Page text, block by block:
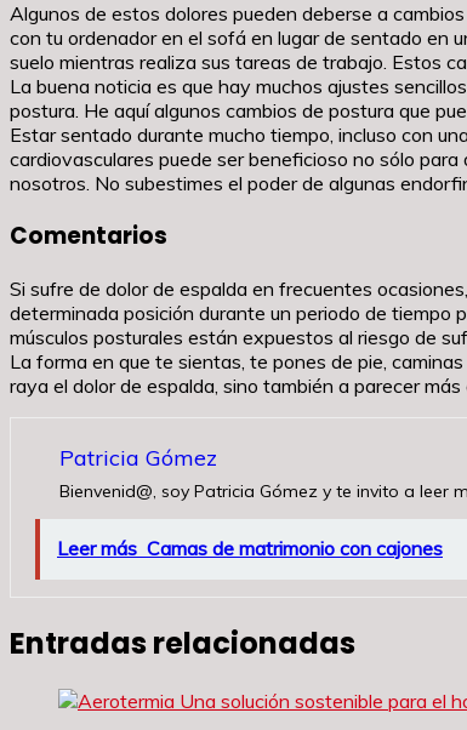
Algunos de estos dolores pueden deberse a
con tu ordenador en el sofá en lugar de sentado en
suelo mientras realiza sus tareas de trabajo. Estos
La buena noticia es que hay muchos ajustes
postura. He aquí algunos cambios de postura que
Estar sentado durante mucho tiempo, incluso con
cardiovasculares puede ser beneficioso no sólo
nosotros. No subestimes el poder de algunas
Comentarios
Si sufre de dolor de espalda en frecuentes
determinada posición durante un periodo de tiempo
músculos posturales están expuestos al riesgo de
La forma en que te sientas, te pones de pie,
raya el dolor de espalda, sino también a parecer más
Patricia Gómez
Bienvenid@, soy Patricia Gómez y te invito a leer
Leer más Camas de matrimonio con cajones
Entradas relacionadas